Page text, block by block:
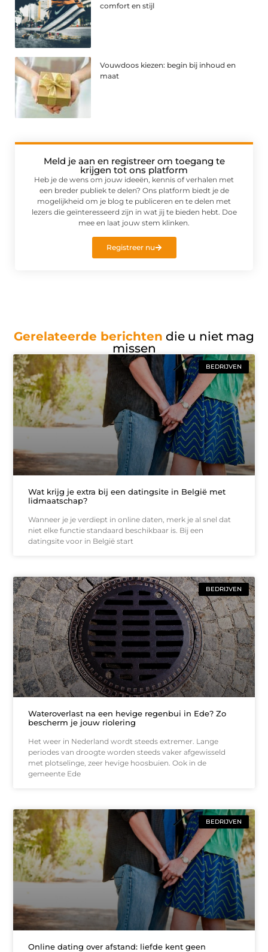
comfort en stijl
Vouwdoos kiezen: begin bij inhoud en
maat
Meld je aan en registreer om toegang te
krijgen tot ons platform
Heb je de wens om jouw ideeën, kennis of verhalen met
een breder publiek te delen? Ons platform biedt je de
mogelijkheid om je blog te publiceren en te delen met
lezers die geïnteresseerd zijn in wat jij te bieden hebt. Doe
mee en laat jouw stem klinken.
Registreer nu
Gerelateerde berichten die u niet mag
missen
BEDRIJVEN
Wat krijg je extra bij een datingsite in België met
lidmaatschap?
Wanneer je je verdiept in online daten, merk je al snel dat
niet elke functie standaard beschikbaar is. Bij een
datingsite voor in België start
BEDRIJVEN
Wateroverlast na een hevige regenbui in Ede? Zo
bescherm je jouw riolering
Het weer in Nederland wordt steeds extremer. Lange
periodes van droogte worden steeds vaker afgewisseld
met plotselinge, zeer hevige hoosbuien. Ook in de
gemeente Ede
BEDRIJVEN
Online dating over afstand: liefde kent geen